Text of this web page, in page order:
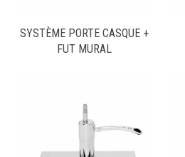
SYSTÈME PORTE CASQUE +
FUT MURAL